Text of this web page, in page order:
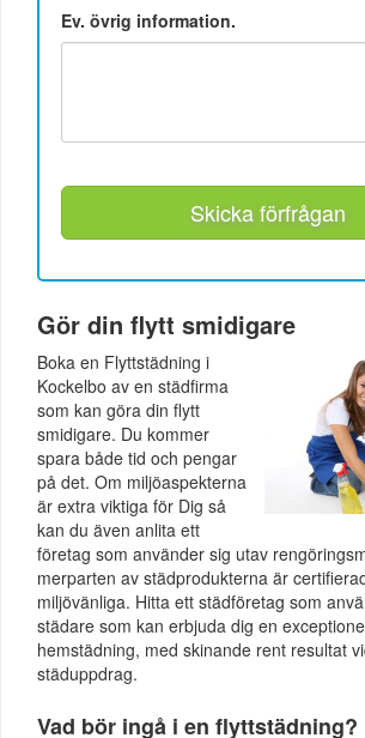
Ev. övrig information.
Skicka förfrågan
Gör din flytt smidigare
Boka en Flyttstädning i
Kockelbo av en städfirma
som kan göra din flytt
smidigare. Du kommer
spara både tid och pengar
på det. Om miljöaspekterna
är extra viktiga för Dig så
kan du även anlita ett
företag som använder sig utav
merparten av städprodukterna är
miljövänliga. Hitta ett städföretag som
städare som kan erbjuda dig en
hemstädning, med skinande rent resultat
städuppdrag.
Vad bör ingå i en flyttstädning?